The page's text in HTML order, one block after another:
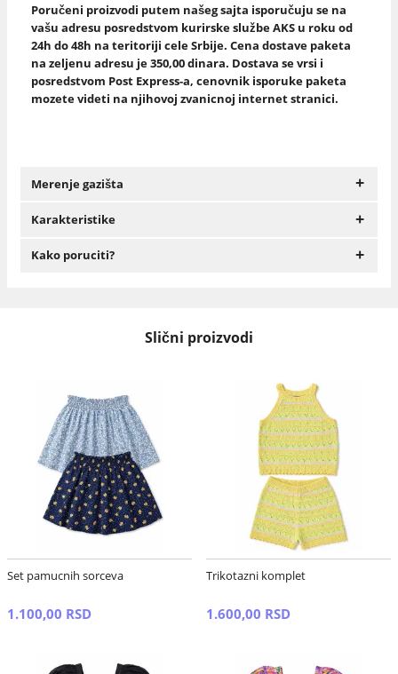
Poručeni proizvodi putem našeg sajta isporučuju se na
vašu adresu posredstvom kurirske službe AKS u roku od
24h do 48h na teritoriji cele Srbije. Cena dostave paketa
na zeljenu adresu je 350,00 dinara. Dostava se vrsi i
posredstvom Post Express-a, cenovnik isporuke paketa
mozete videti na njihovoj zvanicnoj internet stranici.
Merenje gazišta +
Karakteristike +
Kako poruciti? +
Slični proizvodi
Set pamucnih sorceva
1.100,00 RSD
Trikotazni komplet
1.600,00 RSD